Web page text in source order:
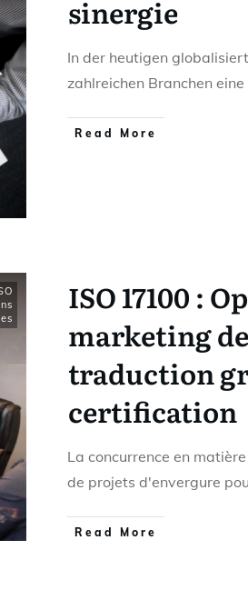
sinergie
In der heutigen
zahlreichen Branchen
Read More
ISO 17100 :
marketing
traduction
certification
La concurrence en
de projets d'envergure
Read More